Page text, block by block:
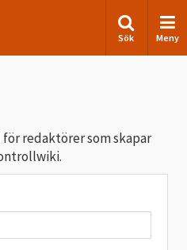
Sök Meny
redaktörer som skapar